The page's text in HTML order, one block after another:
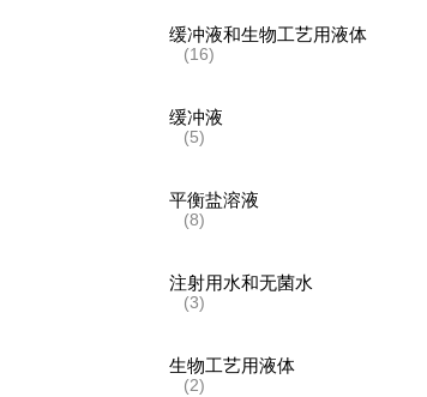
缓冲液和生物工艺用液体
(16)
缓冲液
(5)
平衡盐溶液
(8)
注射用水和无菌水
(3)
生物工艺用液体
(2)